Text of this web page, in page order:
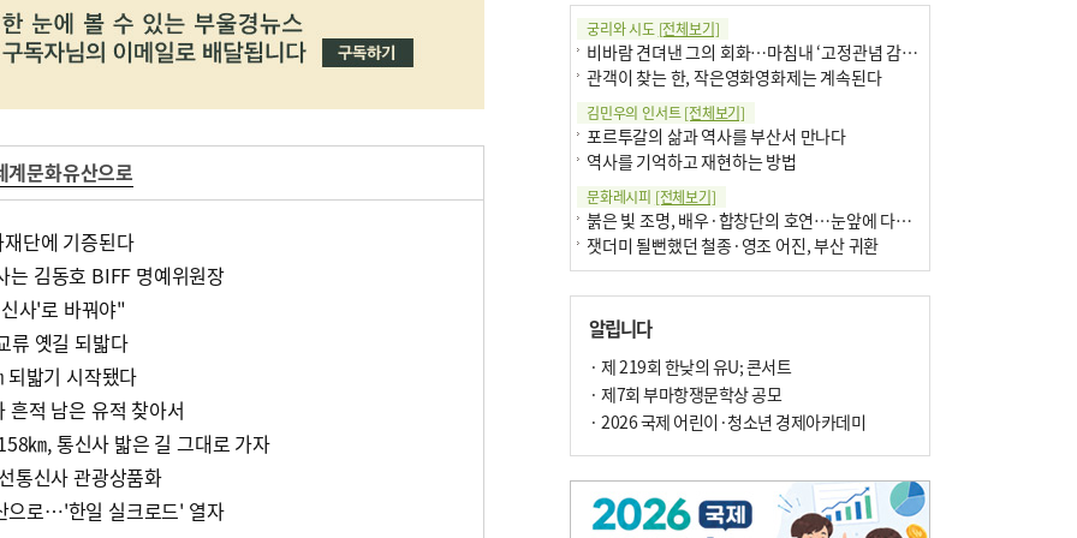
계문화유산으로
단에 기증된다
김동호 BIFF 명예위원장
사'로 바꿔야"
류 옛길 되밟다
밟기 시작됐다
흔적 남은 유적 찾아서
㎞, 통신사 밟은 길 그대로 가자
통신사 관광상품화
으로…'한일 실크로드' 열자
궁리와 시도 [전체보기]
비바람 견뎌낸 그의 회화…마침내 ‘고정관념 감옥’서 해방
관객이 찾는 한, 작은영화영화제는 계속된다
김민우의 인서트[전체보기]
포르투갈의 삶과 역사를 부산서 만나다
역사를 기억하고 재현하는 방법
문화레시피 [전체보기]
붉은 빛 조명, 배우·합창단의 호연…눈앞에 다가온 부산오페라하우스
잿더미 될뻔했던 철종·영조 어진, 부산 귀환
현실의 고통, 은유의 詩로 담다 外
달구비·여우비…다양한 비 이름 外
박현주의 책 이야기[전체보기]
세계유산 ‘한국의 갯벌’ 얼마나 알고 있나요
문재필-여름_저녁무렵의호수
이 한편의 시조[전체보기]
알립니다
· 제 219회 한낮의 유U; 콘서트
· 제7회 부마항쟁문학상 공모
· 2026 국제 어린이·청소년 경제아카데미